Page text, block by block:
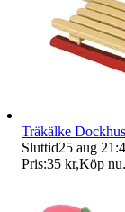
Träkälke
Sluttid25 aug
Pris:35 kr,Köp nu.